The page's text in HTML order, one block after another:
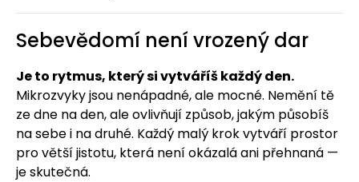
Sebevědomí není vrozený dar
Je to rytmus, který si vytváříš každý den.
Mikrozvyky jsou nenápadné, ale mocné. Nemění tě
ze dne na den, ale ovlivňují způsob, jakým působíš
na sebe i na druhé. Každý malý krok vytváří prostor
pro větší jistotu, která není okázalá ani přehnaná —
je skutečná.